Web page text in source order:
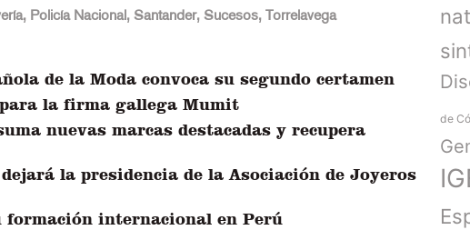
, Policía Nacional, Santander, Sucesos, Torrelavega
de la Moda convoca su segundo certamen
la firma gallega Mumit
nuevas marcas destacadas y recupera
la presidencia de la Asociación de Joyeros
formación internacional en Perú
de